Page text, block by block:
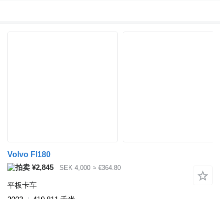
Volvo Fl180
¥2,845
SEK 4,000 ≈ €364.80
平板卡车